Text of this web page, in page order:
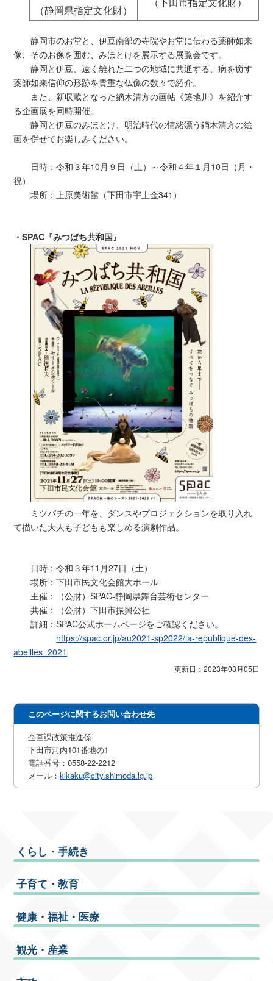
（静岡県指定文化財）
静岡市のお堂と、伊豆南部の寺院やお堂に伝わる薬師如来
像、そのお像を囲む、みほとけを展示する展覧会です。
静岡と伊豆、遠く離れた二つの地域に共通する、病を癒す
薬師如来信仰の形跡を貴重な仏像の数々で紹介。
また、新収蔵となった鏑木清方の画帖《築地川》を紹介す
る企画展を同時開催。
静岡と伊豆のみほとけ、明治時代の情緒漂う鏑木清方の絵
画を併せてお楽しみください。
日時：令和３年10月９日（土）～令和４年１月10日（月・
祝）
場所：上原美術館（下田市宇土金341）
・SPAC『みつばち共和国』
ミツバチの一年を、ダンスやプロジェクションを取り入れ
て描いた大人も子どもも楽しめる演劇作品。
日時：令和３年11月27日（土）
場所：下田市民文化会館大ホール
主催：（公財）SPAC-静岡県舞台芸術センター
共催：（公財）下田市振興公社
詳細：SPAC公式ホームページをご確認ください。
https://spac.or.jp/au2021-sp2022/la-republique-des-
abeilles_2021
更新日：2023年03月05日
このページに関するお問い合わせ先
企画課政策推進係
下田市河内101番地の1
電話番号：0558-22-2212
メール：kikaku@city.shimoda.lg.jp
くらし・手続き
子育て・教育
健康・福祉・医療
観光・産業